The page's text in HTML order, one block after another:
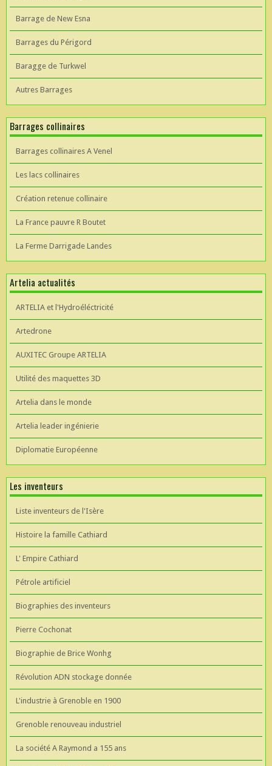
Barrage de New Esna
Barrages du Périgord
Baragge de Turkwel
Autres Barrages
Barrages collinaires
Barrages collinaires A Venel
Les lacs collinaires
Création retenue collinaire
La France pauvre R Boutet
La Ferme Darrigade Landes
Artelia actualités
ARTELIA et l'Hydroéléctricité
Artedrone
AUXITEC Groupe ARTELIA
Utilité des maquettes 3D
Artelia dans le monde
Artelia leader ingénierie
Diplomatie Européenne
Les inventeurs
Liste inventeurs de l'Isère
Histoire la famille Cathiard
L' Empire Cathiard
Pétrole artificiel
Biographies des inventeurs
Pierre Cochonat
Biographie de Brice Wonhg
Révolution ADN stockage donnée
L'industrie à Grenoble en 1900
Grenoble renouveau industriel
La société A Raymond a 155 ans